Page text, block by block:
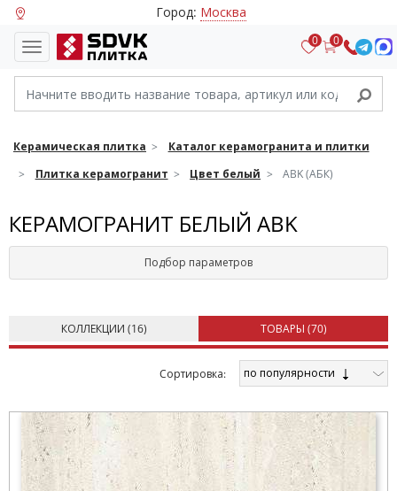
Город: Москва
0 0
Керамическая плитка
Каталог керамогранита и плитки
Плитка керамогранит
Цвет белый ABK (АБК)
КЕРАМОГРАНИТ БЕЛЫЙ ABK
Подбор параметров
КОЛЛЕКЦИИ (16) ТОВАРЫ (70)
Cортировка: по популярности